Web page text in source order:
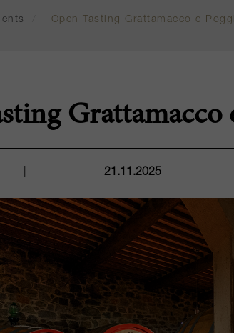
Open Tasting Grattamacco e
Grattamacco
21.11.2025